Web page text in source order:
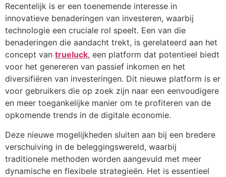
Recentelijk is er een toenemende interesse in
innovatieve benaderingen van investeren, waarbij
technologie een cruciale rol speelt. Een van die
benaderingen die aandacht trekt, is gerelateerd aan het
concept van trueluck, een platform dat potentieel biedt
voor het genereren van passief inkomen en het
diversifiëren van investeringen. Dit nieuwe platform is er
voor gebruikers die op zoek zijn naar een eenvoudigere
en meer toegankelijke manier om te profiteren van de
opkomende trends in de digitale economie.
Deze nieuwe mogelijkheden sluiten aan bij een bredere
verschuiving in de beleggingswereld, waarbij
traditionele methoden worden aangevuld met meer
dynamische en flexibele strategieën. Het is essentieel